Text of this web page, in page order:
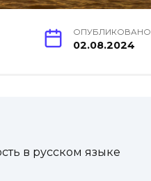
ОПУБЛИКОВАНО
02.08.2024
в русском языке